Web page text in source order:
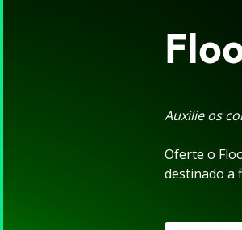
Auxilie os
Oferte o
destinado a